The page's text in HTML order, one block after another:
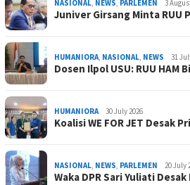
NASIONAL, NEWS, PARLEMEN 3
Juniver Girsang Minta RUU
HUMANIORA, NASIONAL, NEWS 31
Dosen Ilpol USU: RUU HAM
HUMANIORA 30 July 2026
Koalisi WE FOR JET Desak
NASIONAL, NEWS, PARLEMEN 20 July
Waka DPR Sari Yuliati